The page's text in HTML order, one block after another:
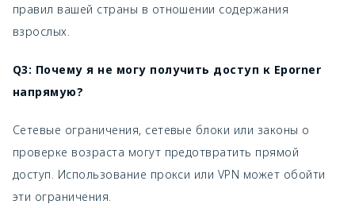
правил вашей страны в отношении содержания
взрослых.
Q3: Почему я не могу получить доступ к Eporner
напрямую?
Сетевые ограничения, сетевые блоки или законы о
проверке возраста могут предотвратить прямой
доступ. Использование прокси или VPN может обойти
эти ограничения.